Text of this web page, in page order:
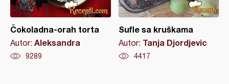
Čokoladna-orah torta
Autor: Aleksandra
9289
Sufle sa kruškama
Autor: Tanja Djordjevic
4417